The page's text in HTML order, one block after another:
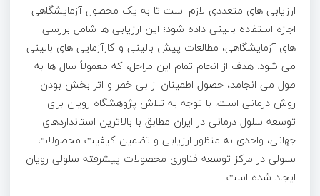
ارزیابی های متعددی لازم است تا به یک محصول آزمایشگاهی
اجازه استفاده بالینی داده شود؛ این ارزیابی ها شامل بررسی
های آزمایشگاهی، مطالعات پیش بالینی و کارآزمایی های بالینی
می شود. هدف از انجام تمام این مراحل، که معمولاً سال ها به
طول می انجامد، حصول اطمینان از بی خطر و اثر بخش بودن
روش درمانی است. با توجه به تلاش پژوهشگاه رویان برای
توسعه سلول درمانی در ایران مطابق با بالاترین استانداردهای
جهانی، واحدی به منظور ارزیابی و تضمین کیفیت محصولات
سلولی در مرکز توسعه فناوری محصولات پیشرفته سلولی رویان
ایجاد شده است.